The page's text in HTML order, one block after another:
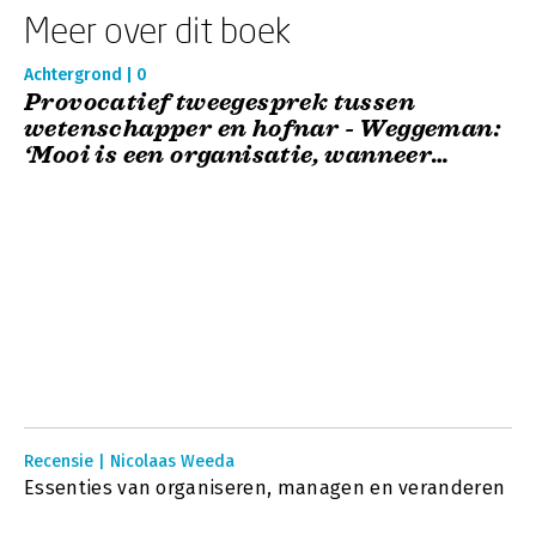
Meer over dit boek
Achtergrond | 0
Provocatief tweegesprek tussen
wetenschapper en hofnar - Weggeman:
‘Mooi is een organisatie, wanneer
Recensie | Nicolaas Weeda
Essenties van organiseren, managen en veranderen